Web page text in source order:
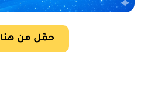
حمّل من هنا